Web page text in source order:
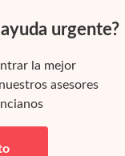
urgente?
la mejor
asesores